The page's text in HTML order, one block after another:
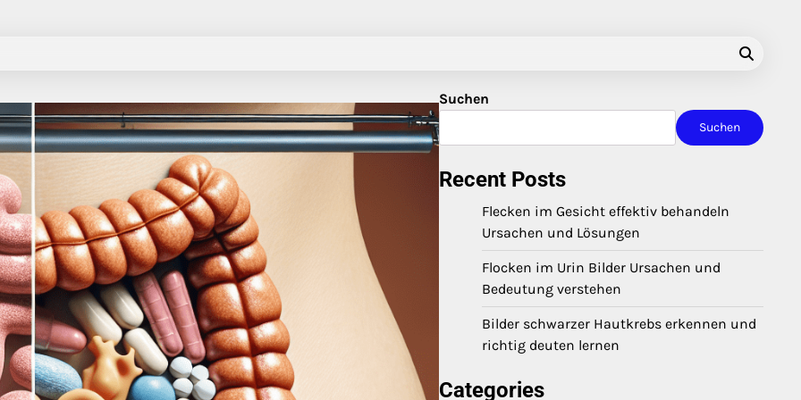
Suchen
Suchen
Recent Posts
Flecken im Gesicht effektiv behandeln
Ursachen und Lösungen
Flocken im Urin Bilder Ursachen und
Bedeutung verstehen
Bilder schwarzer Hautkrebs erkennen und
richtig deuten lernen
Categories